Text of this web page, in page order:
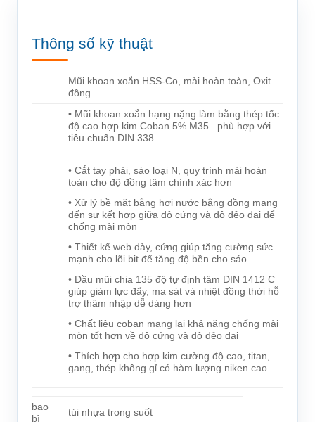
Thông số kỹ thuật
Mũi khoan xoắn HSS-Co, mài hoàn toàn, Oxit
đồng
• Mũi khoan xoắn hạng nặng làm bằng thép tốc
độ cao hợp kim Coban 5% M35 phù hợp với
tiêu chuẩn DIN 338
• Cắt tay phải, sáo loại N, quy trình mài hoàn
toàn cho độ đồng tâm chính xác hơn
• Xử lý bề mặt bằng hơi nước bằng đồng mang
đến sự kết hợp giữa độ cứng và độ dẻo dai để
chống mài mòn
• Thiết kế web dày, cứng giúp tăng cường sức
mạnh cho lõi bit để tăng độ bền cho sáo
• Đầu mũi chia 135 độ tự định tâm DIN 1412 C
giúp giảm lực đẩy, ma sát và nhiệt đồng thời hỗ
trợ thâm nhập dễ dàng hơn
• Chất liệu coban mang lại khả năng chống mài
mòn tốt hơn về độ cứng và độ dẻo dai
• Thích hợp cho hợp kim cường độ cao, titan,
gang, thép không gỉ có hàm lượng niken cao
bao
bì
túi nhựa trong suốt